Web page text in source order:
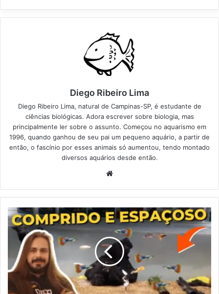
Diego Ribeiro Lima
Diego Ribeiro Lima, natural de Campinas-SP, é estudante de
ciências biológicas. Adora escrever sobre biologia, mas
principalmente ler sobre o assunto. Começou no aquarismo em
1996, quando ganhou de seu pai um pequeno aquário, a partir de
então, o fascínio por esses animais só aumentou, tendo montado
diversos aquários desde então.
Website